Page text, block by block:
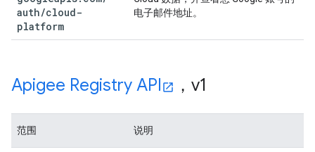
auth/cloud-
platform
电子邮件地址。
Apigee Registry API ，v1
范围 说明